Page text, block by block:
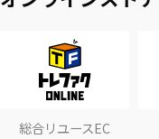
総合リユースEC